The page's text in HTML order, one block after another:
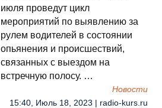
июля проведут цикл
мероприятий по выявлению за
рулем водителей в состоянии
опьянения и происшествий,
связанных с выездом на
встречную полосу. …
Новости
15:40, Июль 18, 2023 | radio-kurs.ru